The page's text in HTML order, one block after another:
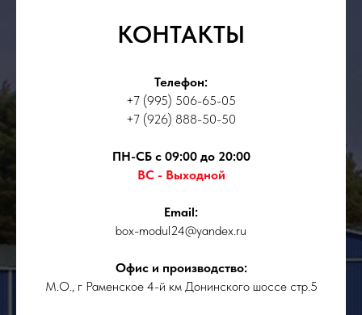
КОНТАКТЫ
Телефон:
+7 (995) 506-65-05
+7 (926) 888-50-50
ПН-СБ с 09:00 до 20:00
ВС - Выходной
Email:
box-modul24@yandex.ru
Офис и производство:
М.О., г Раменское 4-й км Донинского шоссе стр.5